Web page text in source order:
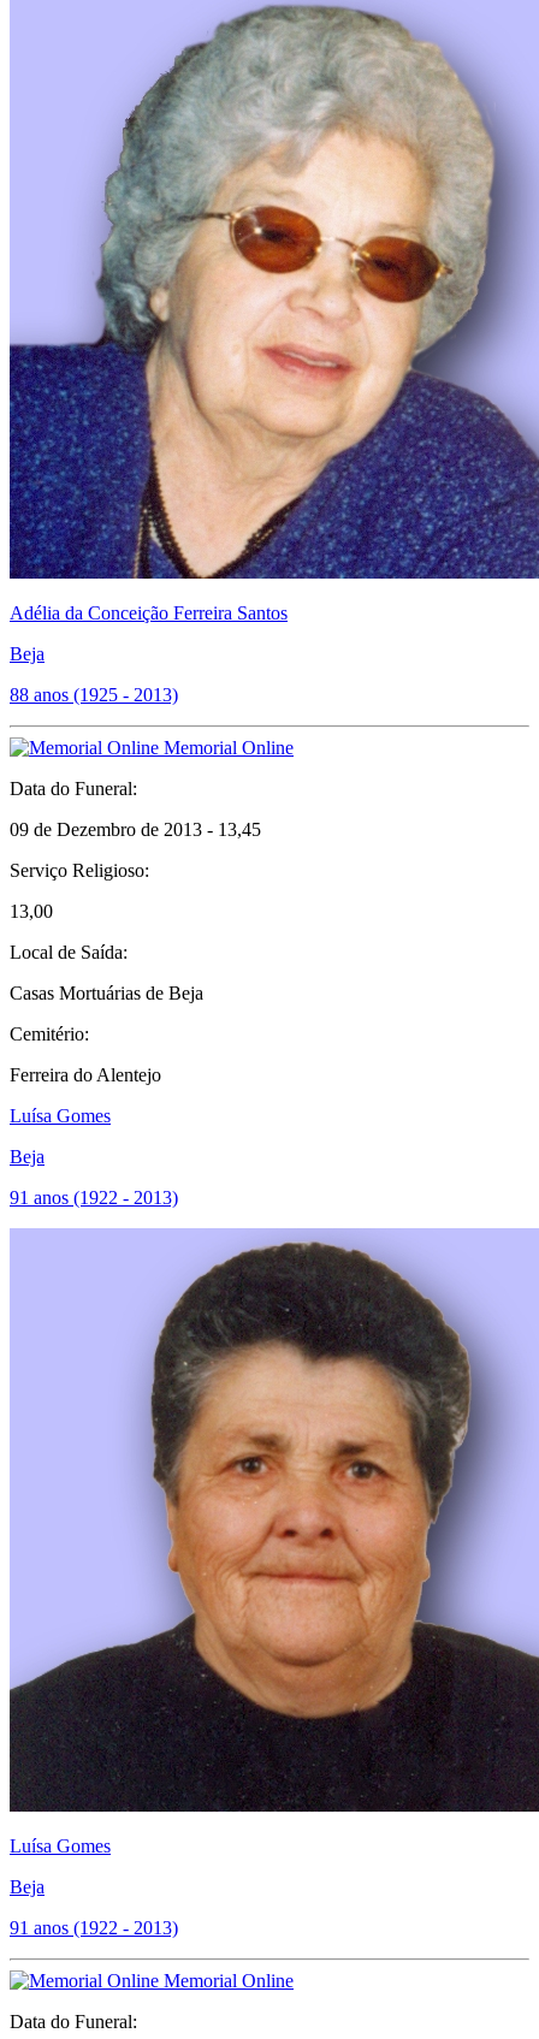
Adélia da Conceição Ferreira Santos
Beja
88 anos (1925 - 2013)
Memorial Online
Data do Funeral:
09 de Dezembro de 2013 - 13,45
Serviço Religioso:
13,00
Local de Saída:
Casas Mortuárias de Beja
Cemitério:
Ferreira do Alentejo
Luísa Gomes
Beja
91 anos (1922 - 2013)
Luísa Gomes
Beja
91 anos (1922 - 2013)
Memorial Online
Data do Funeral: